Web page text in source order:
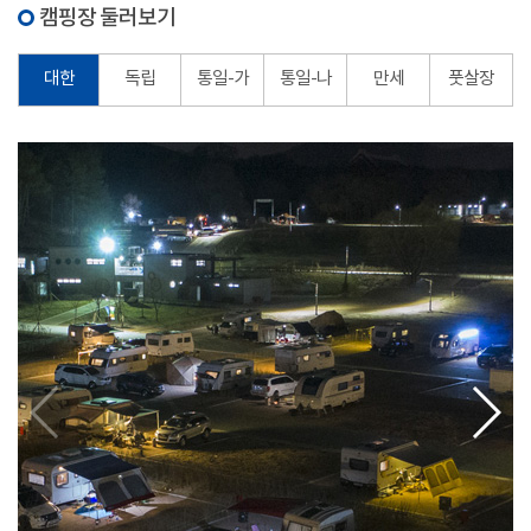
캠핑장 둘러보기
대한 독립 통일-가 통일-나 만세 풋살장